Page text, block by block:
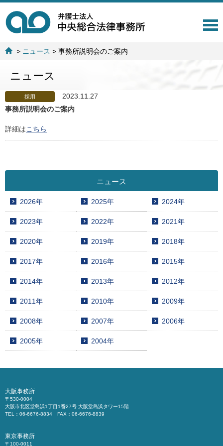
T
> ニュース >事務所説明会のご案内
ニュース
採用
2023.11.27
事務所説明会のご案内
詳細はこちら
ニュース
2026年 2025年 2024年
2023年 2022年 2021年
2020年 2019年 2018年
2017年 2016年 2015年
2014年 2013年 2012年
2011年 2010年 2009年
2008年 2007年 2006年
2005年 2004年
大阪事務所
〒530-0004
大阪市北区堂島浜1丁目1番27号 大阪堂島浜タワー15階
TEL：06-6676-8834 FAX：06-6676-8839
東京事務所
〒100-0011